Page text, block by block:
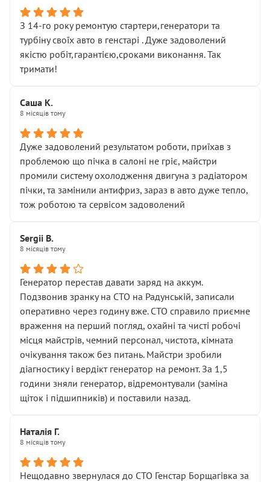
З 14-го року ремонтую стартери,генератори та
турбіну своїх авто в генстарі . Дуже задоволений
якістю робіт,гарантією,сроками виконання. Так
тримати!
Саша К.
8 місяців тому
Дуже задоволений результатом роботи, приїхав з
проблемою що пічка в салоні не гріє, майстри
промили систему охолодження двигуна з радіатором
пічки, та замінили антифриз, зараз в авто дуже тепло,
тож роботою та сервісом задоволений
Sergii B.
8 місяців тому
Генератор перестав давати заряд на аккум.
Подзвонив зранку на СТО на Радунській, записали
оперативно через годину вже. СТО справило приємне
враження на перший погляд, охайні та чисті робочі
місця майстрів, чемний персонал, чистота, кімната
очікування також без питань. Майстри зробили
діагностику і вердікт генератор на ремонт. За 1,5
години зняли генератор, відремонтували (заміна
щіток і підшипників) и поставили назад.
Наталія Г.
8 місяців тому
Нещодавно звернулася до СТО Генстар Борщагівка за